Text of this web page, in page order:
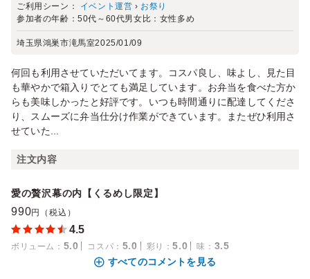
ご利用シーン： イベント運営 › お祭り
参加者の年齢：50代～60代男女比： 女性多め
埼玉県鴻巣市滝馬室2025/01/09
何回も利用させていただいてます。コスパ良し、味よし、見た目
も華やかで箱入りでとても満足しています。お弁当を食べた方か
らも美味しかったと好評です。いつも時間通りに配達してくださ
り、スムーズに弁当仕分け作業ができています。またぜひ利用さ
せていた...
注文内容
愛の贅沢幕の内【くるめし限定】
990円（税込）
4.5
ボリューム ： 5.0 コスパ ： 5.0 彩り ：5.0 味 ： 3.5
すべてのコメントを見る